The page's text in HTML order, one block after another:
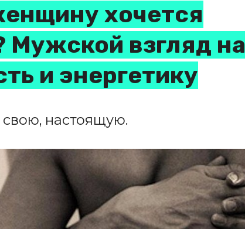
хочется
Мужской взгляд на
и энергетику
настоящую.